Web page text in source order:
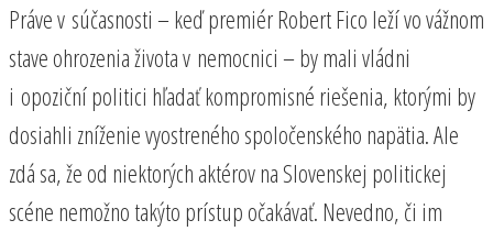
Práve v súčasnosti – keď premiér Robert Fico leží vo vážnom
stave ohrozenia života v nemocnici – by mali vládni
i opoziční politici hľadať kompromisné riešenia, ktorými by
dosiahli zníženie vyostreného spoločenského napätia. Ale
zdá sa, že od niektorých aktérov na Slovenskej politickej
scéne nemožno takýto prístup očakávať. Nevedno, či im